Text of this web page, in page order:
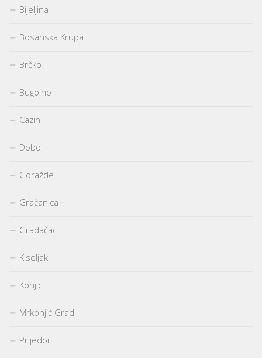
Bijeljina
Bosanska Krupa
Brčko
Bugojno
Cazin
Doboj
Goražde
Gračanica
Gradačac
Kiseljak
Konjic
Mrkonjić Grad
Prijedor